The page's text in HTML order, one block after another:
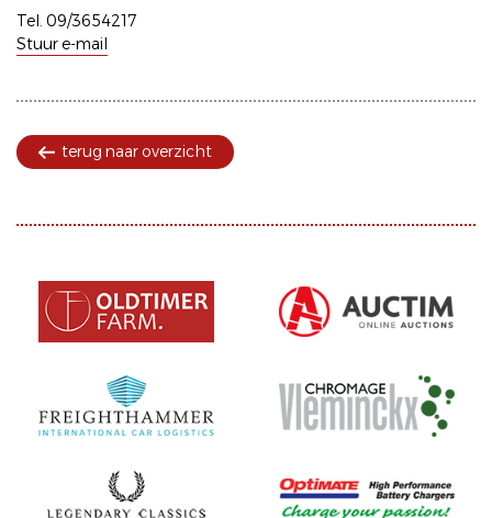
Tel. 09/3654217
Stuur e-mail
terug naar overzicht